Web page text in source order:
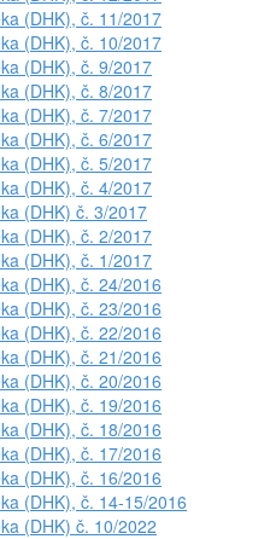
(DHK), č. 11/2017
(DHK), č. 10/2017
(DHK), č. 9/2017
(DHK), č. 8/2017
(DHK), č. 7/2017
(DHK), č. 6/2017
(DHK), č. 5/2017
(DHK), č. 4/2017
(DHK) č. 3/2017
(DHK), č. 2/2017
(DHK), č. 1/2017
(DHK), č. 24/2016
(DHK), č. 23/2016
(DHK), č. 22/2016
(DHK), č. 21/2016
(DHK), č. 20/2016
(DHK), č. 19/2016
(DHK), č. 18/2016
(DHK), č. 17/2016
(DHK), č. 16/2016
(DHK), č. 14-15/2016
(DHK) č. 10/2022